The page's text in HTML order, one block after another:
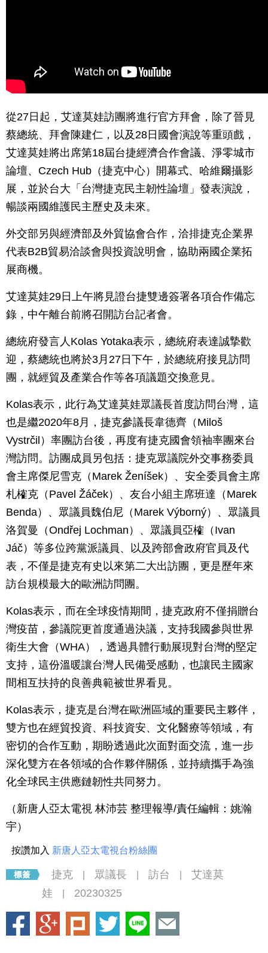
從27日起，艾達莫娃訪團將進行官方拜會，除了晉見
蔡總統、拜會陳建仁，以及28日國會演說等重頭戲，
艾達莫娃將出席第18屆台捷經濟合作會議、淨零城市
論壇、Czech Hub（捷克中心）開幕式、哈維爾攝影
展，並於台大「台灣捷克民主韌性論壇」發表演說，
暢談兩國維護民主歷史及未來。
外交部另與經濟部及外貿協會合作，洽排捷克企業界
代表B2B貿易洽談會與投資說明會，協助兩國企業拓
展商機。
艾達莫娃29日上午將見證台捷雙邊簽署各項合作備忘
錄，中午離台前將召開訪台記者會。
總統府發言人Kolas Yotaka表示，總統府表達誠摯歡
迎，蔡總統也將於3月27日下午，於總統府接見訪問
團，就經貿及產業合作等各項議題交換意見。
Kolas表示，此行為艾達莫娃眾議長首度訪問台灣，這
也是繼2020年8月，捷克參議長韋德齊（Miloš
Vystrčil）率團訪台後，再度有捷克國會領袖率團來台
灣訪問。訪團成員另包括：捷克眾議院外交事務委員
會主席傑尼雪克（Marek Ženíšek）、安全委員會主席
札榷克（Pavel Žáček）、友台小組主席班達（Marek
Benda）、眾議員魏伯尼（Marek Výborný）、眾議員
洛賀曼（Ondřej Lochman）、眾議員亞榷（Ivan
Jáč）等多位跨黨派議員、以及跨部會政府官員及代
表，不僅是捷克有史以來第二大出訪團，更是歷年來
訪台規模最大的歐洲訪問團。
Kolas表示，而在全球疫情期間，捷克政府不僅捐贈台
灣疫苗，參議院更首度通過決議，支持我國參與世界
衛生大會（WHA），透過具體行動展現對台灣的堅定
支持，這份溫暖讓台灣人民備受感動，也讓民主國家
間相互扶持的良善典範被世界看見。
Kolas表示，捷克是台灣在歐洲區域的重要民主夥伴，
雙方也在經貿投資、科技資安、文化醫療等領域，有
密切的合作互動，期盼透過此次面對面交流，進一步
深化雙方在各領域的合作夥伴關係，並持續攜手為強
化全球民主供應鏈韌性共同努力。
（新唐人亞太電視 林沛芸 整理報導/責任編輯：姚瀚
宇）
按讚加入 新唐人亞太電視台粉絲團
捷克 眾議長 訪台
艾達莫
娃
20230325